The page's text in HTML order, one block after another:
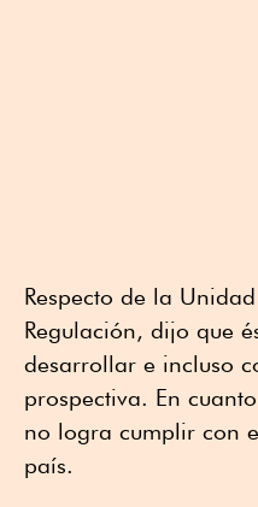
Respecto de la
Regulación, dijo que
desarrollar e incluso
prospectiva. En
no logra cumplir con
país.